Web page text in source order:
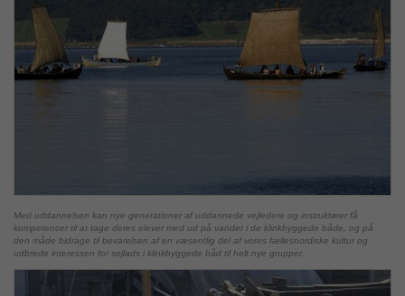
Med uddannelsen kan nye generationer af uddannede vejledere og instruktører få
kompetencer til at tage deres elever med ud på vandet i de klinkbyggede både, og på
den måde bidrage til bevarelsen af en væsentlig del af vores fællesnordiske kultur og
udbrede interessen for sejlads i klinkbyggede båd til helt nye grupper.